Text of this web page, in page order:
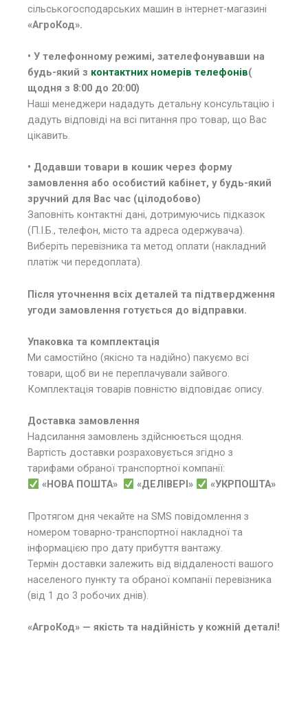
сільськогосподарських машин в інтернет-магазині
«АгроКод».
• У телефонному режимі, зателефонувавши на
будь-який з контактних номерів телефонів(
щодня з 8:00 до 20:00)
Наші менеджери нададуть детальну консультацію і
дадуть відповіді на всі питання про товар, що Вас
цікавить.
• Додавши товари в кошик через форму
замовлення або особистий кабінет, у будь-який
зручний для Вас час (цілодобово)
Заповніть контактні дані, дотримуючись підказок
(П.І.Б., телефон, місто та адреса одержувача).
Виберіть перевізника та метод оплати (накладний
платіж чи передоплата).
Після уточнення всіх деталей та підтвердження
угоди замовлення готується до відправки.
Упаковка та комплектація
Ми самостійно (якісно та надійно) пакуємо всі
товари, щоб ви не переплачували зайвого.
Комплектація товарів повністю відповідає опису.
Доставка замовлення
Надсилання замовлень здійснюється щодня.
Вартість доставки розраховується згідно з
тарифами обраної транспортної компанії:
«НОВА ПОШТА»
«ДЕЛІВЕРІ» «УКРПОШТА»
Протягом дня чекайте на SMS повідомлення з
номером товарно-транспортної накладної та
інформацією про дату прибуття вантажу.
Термін доставки залежить від віддаленості вашого
населеного пункту та обраної компанії перевізника
(від 1 до 3 робочих днів).
«АгроКод» — якість та надійність у кожній деталі!